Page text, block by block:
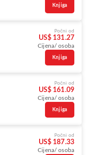
Knjiga
Počni od
US$ 131.27
Cijena/ osoba
Knjiga
Počni od
US$ 161.09
Cijena/ osoba
Knjiga
Počni od
US$ 187.33
Cijena/ osoba